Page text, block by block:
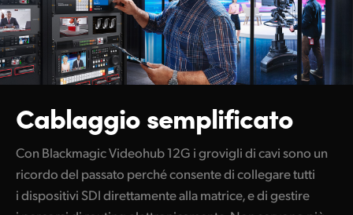
Portugal
Singapore
South Africa
Spain
Chinese Taipei
Turkey
Cablaggio semplificato
Con Blackmagic Videohub 12G i grovigli di cavi sono un
ricordo del passato perché consente di collegare tutti
i dispositivi SDI direttamente alla matrice, e di gestire